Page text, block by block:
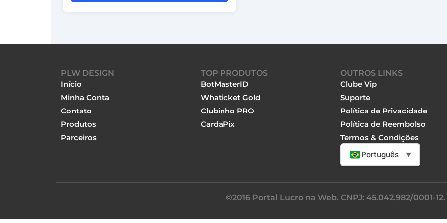
PLW DESIGN
Início
Minha Conta
Contato
Produtos
Parceiros
TOP PRODUTOS
BotMasterID
Whaticket Gold
Clubinho PRO
CardaPix
OUTROS LINKS
Clube Vip
Suporte
Política de Privacidade
Política de Reembolso
Termos & Condições
Português
▼
©2016 Portal Lucro na Web. CNPJ: 45.042.982/0001-12.